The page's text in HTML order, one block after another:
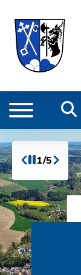
1/5